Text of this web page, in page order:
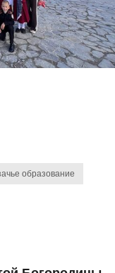
образование